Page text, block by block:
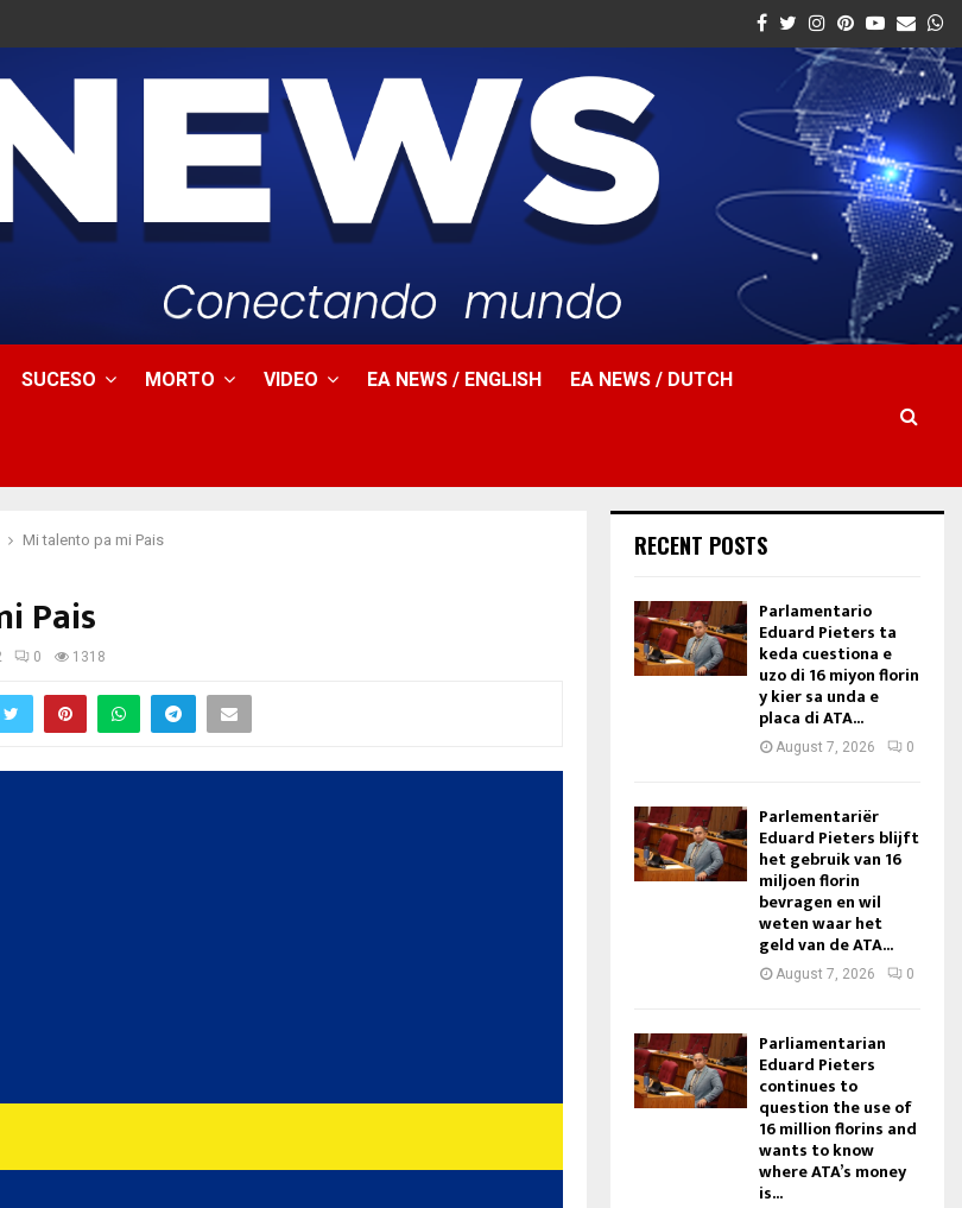
Facebook
Twitter
Instagram
Pinterest
Youtube
Email
SUCESO MORTO VIDEO EA NEWS / ENGLISH EA NEWS / DUTCH
Mi talento pa mi Pais
Pais
0 1318
RECENT POSTS
Parlamentario
Eduard Pieters ta
keda cuestiona e
uzo di 16 miyon florin
y kier sa unda e
placa di ATA...
August 7, 2026 0
Parlementariër
Eduard Pieters blijft
het gebruik van 16
miljoen florin
bevragen en wil
weten waar het
geld van de ATA...
August 7, 2026 0
Parliamentarian
Eduard Pieters
continues to
question the use of
16 million florins and
wants to know
where ATA’s money
is...